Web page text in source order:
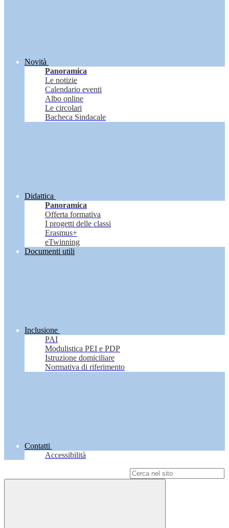
Novità
Panoramica
Le notizie
Calendario eventi
Albo online
Le circolari
Bacheca Sindacale
Didattica
Panoramica
Offerta formativa
I progetti delle classi
Erasmus+
eTwinning
Documenti utili
Inclusione
PAI
Modulistica PEI e PDP
Istruzione domiciliare
Normativa di riferimento
Contatti
Accessibilità